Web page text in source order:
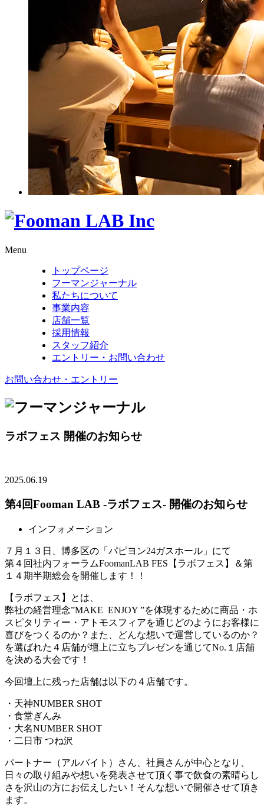
Menu
トップページ
フーマンジャーナル
私たちについて
事業内容
店舗一覧
採用情報
スタッフ紹介
エントリー・お問い合わせ
お問い合わせ ・ エントリー
ラボフェス 開催のお知らせ
2025.06.19
第4回Fooman LAB -ラボフェス- 開催のお知らせ
インフォメーション
７月１３日、博多区の「パピヨン24ガスホール」にて
第４回社内フォーラムFoomanLAB FES【ラボフェス】＆第
１４期半期総会を開催します！！
【ラボフェス】とは、
弊社の経営理念”MAKE ENJOY ”を体現するために商品・ホ
スピタリティー・アトモスフィアを通じどのようにお客様に
喜びをつくるのか？また、どんな想いで運営しているのか？
を選ばれた４店舗が壇上に立ちプレゼンを通じてNo.１店舗
を決める大会です！
今回壇上に残った店舗は以下の４店舗です。
・天神NUMBER SHOT
・食堂ぎんみ
・大名NUMBER SHOT
・二日市 つね沢
パートナー（アルバイト）さん、社員さんが中心となり、
日々の取り組みや想いを発表させて頂く事で飲食の素晴らし
さを沢山の方にお伝えしたい！そんな想いで開催させて頂き
ます。